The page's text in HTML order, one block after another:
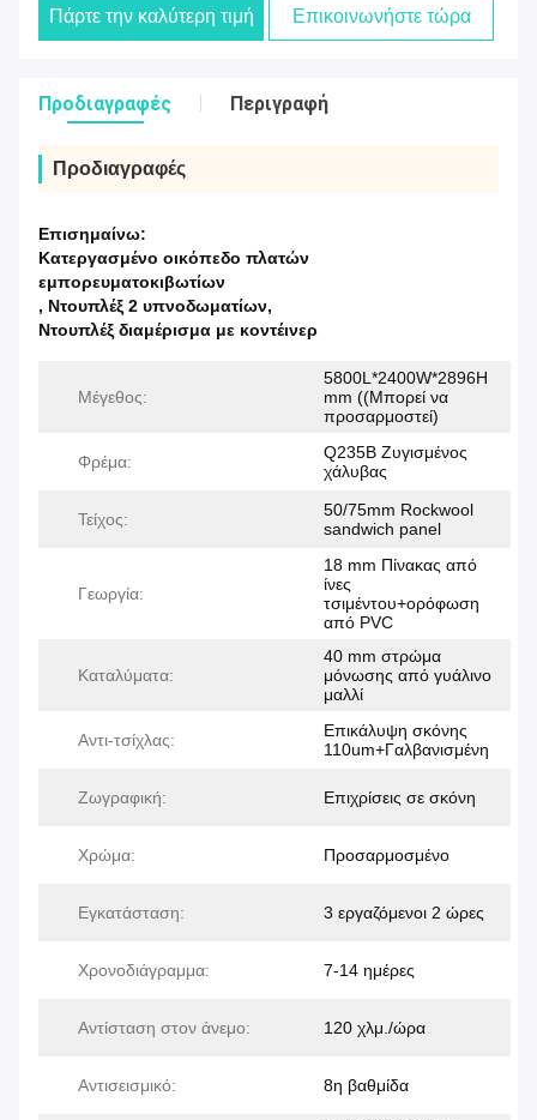
Πάρτε την καλύτερη τιμή Επικοινωνήστε τώρα
Προδιαγραφές Περιγραφή
Προδιαγραφές
Επισημαίνω:
Κατεργασμένο οικόπεδο πλατών
εμπορευματοκιβωτίων
, Ντουπλέξ 2 υπνοδωματίων,
Ντουπλέξ διαμέρισμα με κοντέινερ
Μέγεθος:
5800L*2400W*2896H
mm ((Μπορεί να
προσαρμοστεί)
Φρέμα:
Q235B Ζυγισμένος
χάλυβας
Τείχος:
50/75mm Rockwool
sandwich panel
Γεωργία:
18 mm Πίνακας από
ίνες
τσιμέντου+ορόφωση
από PVC
Καταλύματα:
40 mm στρώμα
μόνωσης από γυάλινο
μαλλί
Αντι-τσίχλας:
Επικάλυψη σκόνης
110um+Γαλβανισμένη
Ζωγραφική: Επιχρίσεις σε σκόνη
Χρώμα: Προσαρμοσμένο
Εγκατάσταση: 3 εργαζόμενοι 2 ώρες
Χρονοδιάγραμμα: 7-14 ημέρες
Αντίσταση στον άνεμο: 120 χλμ./ώρα
Αντισεισμικό: 8η βαθμίδα